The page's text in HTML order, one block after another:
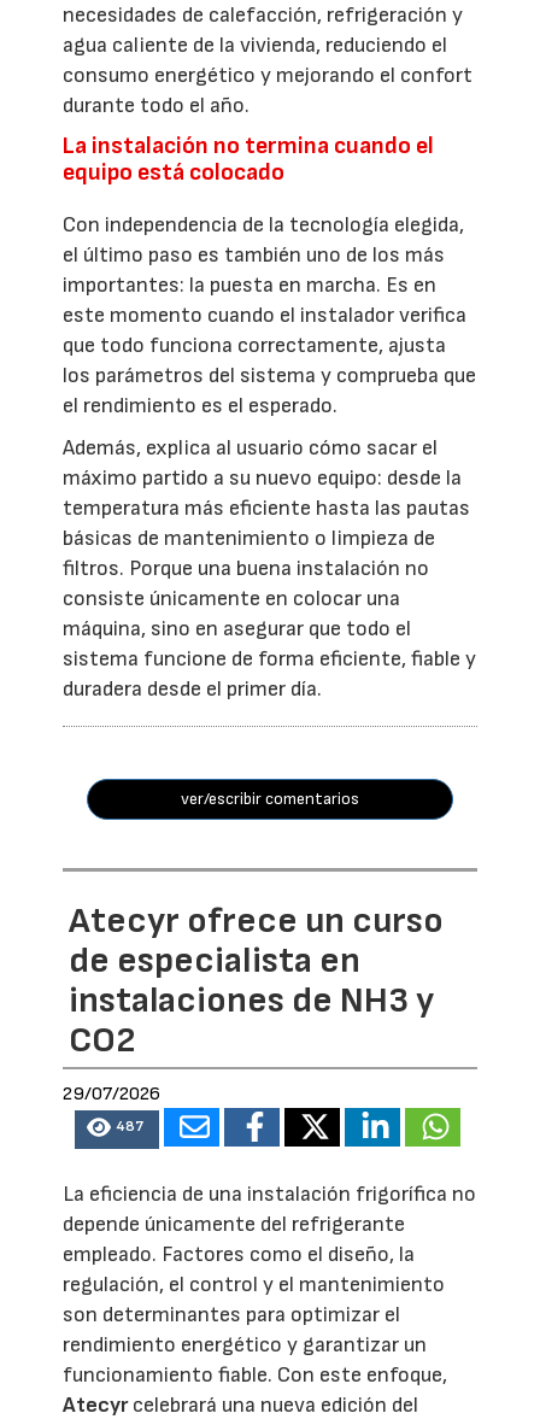
necesidades de calefacción, refrigeración y
agua caliente de la vivienda, reduciendo el
consumo energético y mejorando el confort
durante todo el año.
La instalación no termina cuando el
equipo está colocado
Con independencia de la tecnología elegida,
el último paso es también uno de los más
importantes: la puesta en marcha. Es en
este momento cuando el instalador verifica
que todo funciona correctamente, ajusta
los parámetros del sistema y comprueba que
el rendimiento es el esperado.
Además, explica al usuario cómo sacar el
máximo partido a su nuevo equipo: desde la
temperatura más eficiente hasta las pautas
básicas de mantenimiento o limpieza de
filtros. Porque una buena instalación no
consiste únicamente en colocar una
máquina, sino en asegurar que todo el
sistema funcione de forma eficiente, fiable y
duradera desde el primer día.
ver/escribir comentarios
Atecyr ofrece un curso
de especialista en
instalaciones de NH3 y
CO2
29/07/2026
487
La eficiencia de una instalación frigorífica no
depende únicamente del refrigerante
empleado. Factores como el diseño, la
regulación, el control y el mantenimiento
son determinantes para optimizar el
rendimiento energético y garantizar un
funcionamiento fiable. Con este enfoque,
Atecyrcelebrará una nueva edición del